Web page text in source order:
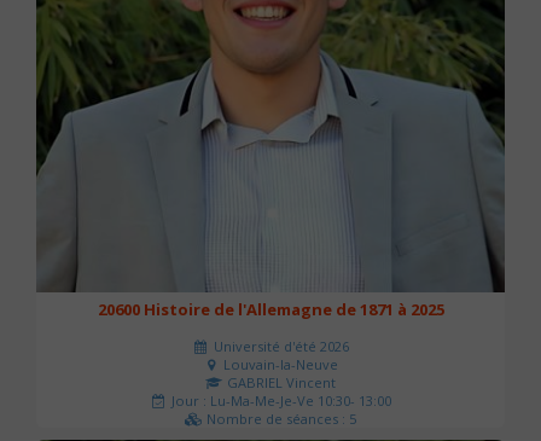
20600 Histoire de l'Allemagne de 1871 à 2025
Université d'été 2026
Louvain-la-Neuve
GABRIEL Vincent
Jour : Lu-Ma-Me-Je-Ve 10:30- 13:00
Nombre de séances : 5
120 €